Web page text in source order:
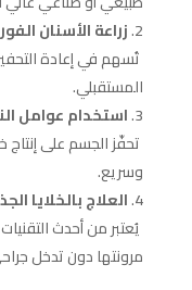
زراعة الأسنان
تُسهم في إعادة
المستقبلي.
استخدام عوامل
تحفّز الجسم على
وسريع.
العلاج بالخلايا
يُعتبر من أحدث
مرونتها دون تدخل